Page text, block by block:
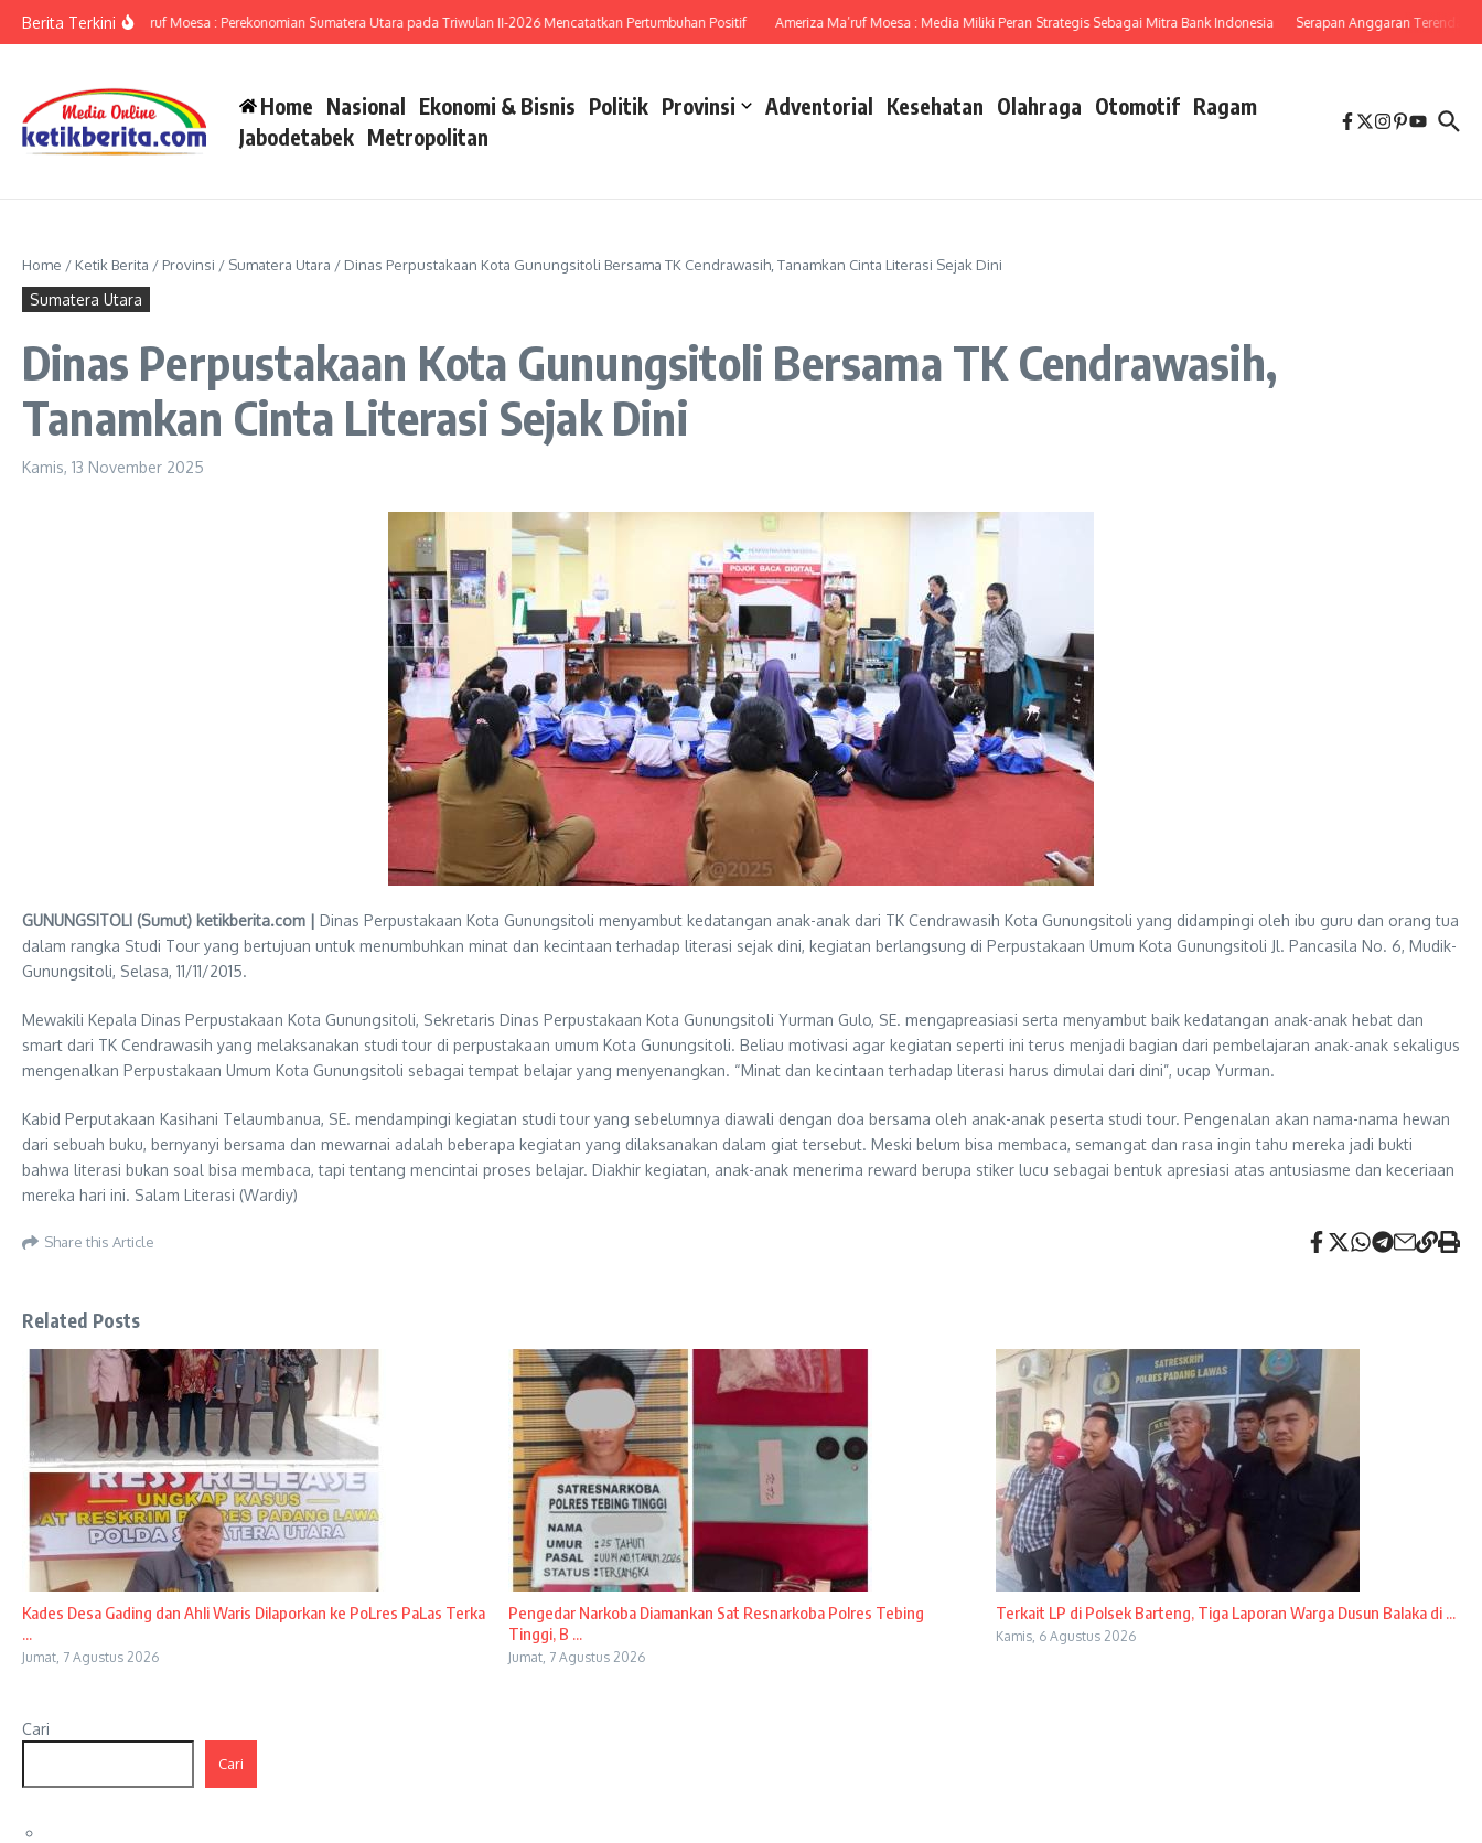
Berita Terkini
Sumut Ameriza Ma’ruf Moesa : Perekonomian Sumatera Utara pada Triwulan II-2026 Mencatatkan Pertumbuhan Positif Ameriza Ma’ruf Moesa : Media Miliki Peran Strategis Sebagai Mitra Bank Indonesia Serapan Anggaran Terendah,
Home Nasional Ekonomi & Bisnis Politik Provinsi Adventorial Kesehatan Olahraga Otomotif Ragam
Jabodetabek Metropolitan
Home / Ketik Berita / Provinsi / Sumatera Utara / Dinas Perpustakaan Kota Gunungsitoli Bersama TK Cendrawasih, Tanamkan Cinta Literasi Sejak Dini
Sumatera Utara
Dinas Perpustakaan Kota Gunungsitoli Bersama TK Cendrawasih,
Tanamkan Cinta Literasi Sejak Dini
Kamis, 13 November 2025
GUNUNGSITOLI (Sumut) ketikberita.com | Dinas Perpustakaan Kota Gunungsitoli menyambut kedatangan anak-anak dari TK Cendrawasih Kota Gunungsitoli yang didampingi oleh ibu guru dan orang tua
dalam rangka Studi Tour yang bertujuan untuk menumbuhkan minat dan kecintaan terhadap literasi sejak dini, kegiatan berlangsung di Perpustakaan Umum Kota Gunungsitoli Jl. Pancasila No. 6, Mudik-
Gunungsitoli, Selasa, 11/11/2015.
Mewakili Kepala Dinas Perpustakaan Kota Gunungsitoli, Sekretaris Dinas Perpustakaan Kota Gunungsitoli Yurman Gulo, SE. mengapreasiasi serta menyambut baik kedatangan anak-anak hebat dan
smart dari TK Cendrawasih yang melaksanakan studi tour di perpustakaan umum Kota Gunungsitoli. Beliau motivasi agar kegiatan seperti ini terus menjadi bagian dari pembelajaran anak-anak sekaligus
mengenalkan Perpustakaan Umum Kota Gunungsitoli sebagai tempat belajar yang menyenangkan. “Minat dan kecintaan terhadap literasi harus dimulai dari dini”, ucap Yurman.
Kabid Perputakaan Kasihani Telaumbanua, SE. mendampingi kegiatan studi tour yang sebelumnya diawali dengan doa bersama oleh anak-anak peserta studi tour. Pengenalan akan nama-nama hewan
dari sebuah buku, bernyanyi bersama dan mewarnai adalah beberapa kegiatan yang dilaksanakan dalam giat tersebut. Meski belum bisa membaca, semangat dan rasa ingin tahu mereka jadi bukti
bahwa literasi bukan soal bisa membaca, tapi tentang mencintai proses belajar. Diakhir kegiatan, anak-anak menerima reward berupa stiker lucu sebagai bentuk apresiasi atas antusiasme dan keceriaan
mereka hari ini. Salam Literasi (Wardiy)
Share this Article
Related Posts
Kades Desa Gading dan Ahli Waris Dilaporkan ke PoLres PaLas Terka
...
Jumat, 7 Agustus 2026
Pengedar Narkoba Diamankan Sat Resnarkoba Polres Tebing
Tinggi, B ...
Jumat, 7 Agustus 2026
Terkait LP di Polsek Barteng, Tiga Laporan Warga Dusun Balaka di ...
Kamis, 6 Agustus 2026
Cari
Cari